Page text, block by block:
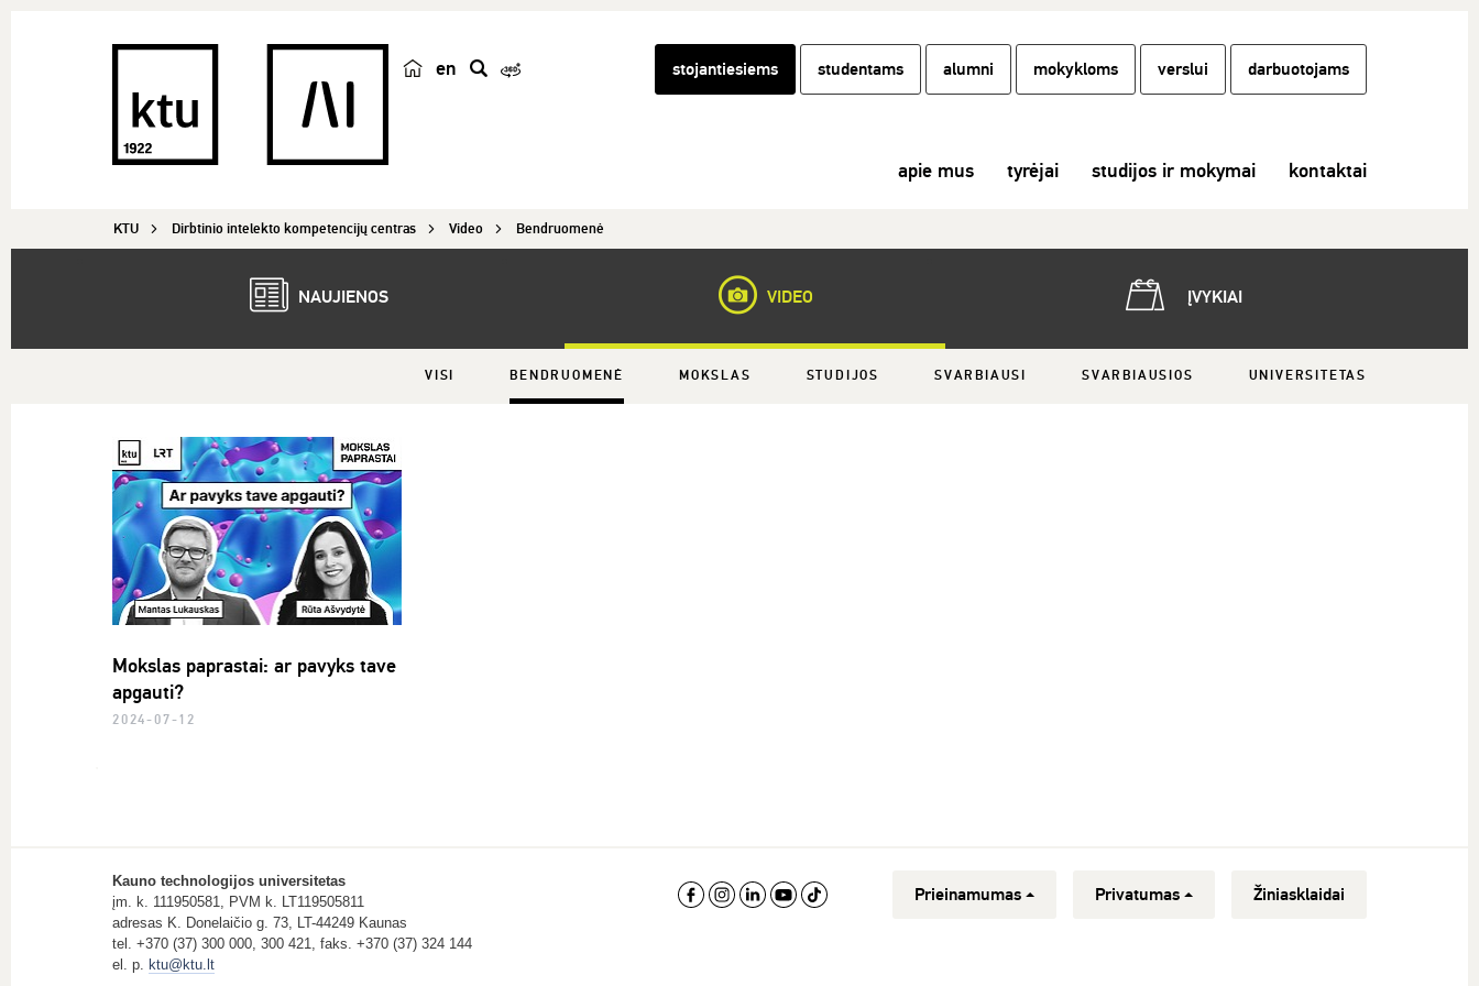
en
k
stojantiesiems studentams alumni mokykloms verslui darbuotojams
apie mus tyrėjai studijos ir mokymai kontaktai
KTU Dirbtinio intelekto kompetencijų centras Video Bendruomenė
NAUJIENOS VIDEO ĮVYKIAI
VISI BENDRUOMENĖ MOKSLAS STUDIJOS SVARBIAUSI SVARBIAUSIOS UNIVERSITETAS
Mokslas paprastai: ar pavyks tave
apgauti?
2024-07-12
Kauno technologijos universitetas
įm. k. 111950581, PVM k. LT119505811
adresas K. Donelaičio g. 73, LT-44249 Kaunas
tel. +370 (37) 300 000, 300 421, faks. +370 (37) 324 144
el. p. ktu@ktu.lt
Prieinamumas Privatumas Žiniasklaidai